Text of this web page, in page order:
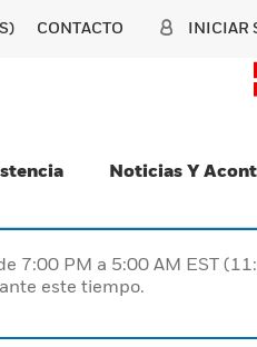
CONTACTO INICIAR
Noticias Y
PM a 5:00 AM EST
este tiempo.